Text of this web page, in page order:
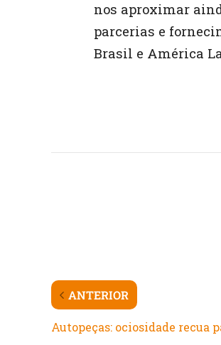
nos aproximar
parcerias e
Brasil e América
ANTERIOR
Autopeças: ociosidade recua